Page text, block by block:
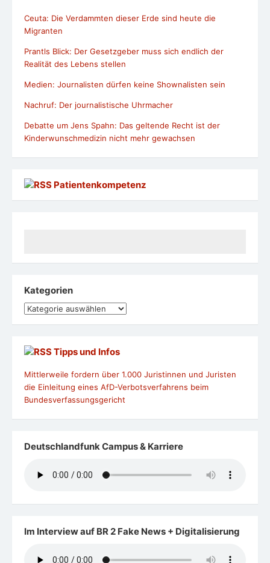
Ceuta: Die Verdammten dieser Erde sind heute die
Migranten
Prantls Blick: Der Gesetzgeber muss sich endlich der
Realität des Lebens stellen
Medien: Journalisten dürfen keine Shownalisten sein
Nachruf: Der journalistische Uhrmacher
Debatte um Jens Spahn: Das geltende Recht ist der
Kinderwunschmedizin nicht mehr gewachsen
Patientenkompetenz
Kategorien
Kategorien
Tipps und Infos
Mittlerweile fordern über 1.000 Juristinnen und Juristen
die Einleitung eines AfD-Verbotsverfahrens beim
Bundesverfassungsgericht
Deutschlandfunk Campus & Karriere
Im Interview auf BR 2 Fake News + Digitalisierung